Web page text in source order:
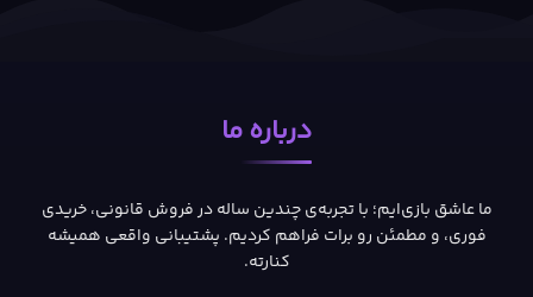
درباره ما
ما عاشق بازی‌ایم؛ با تجربه‌ی چندین ساله در فروش قانونی، خریدی
فوری، و مطمئن رو برات فراهم کردیم. پشتیبانی واقعی همیشه
کنارته.